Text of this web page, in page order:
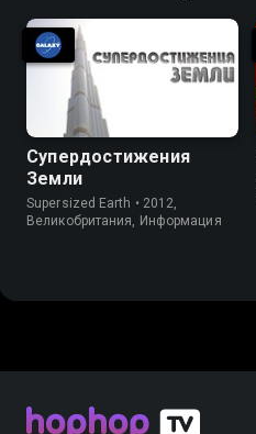
Супердостижения
Земли
Supersized Earth • 2012,
Великобритания, Информация